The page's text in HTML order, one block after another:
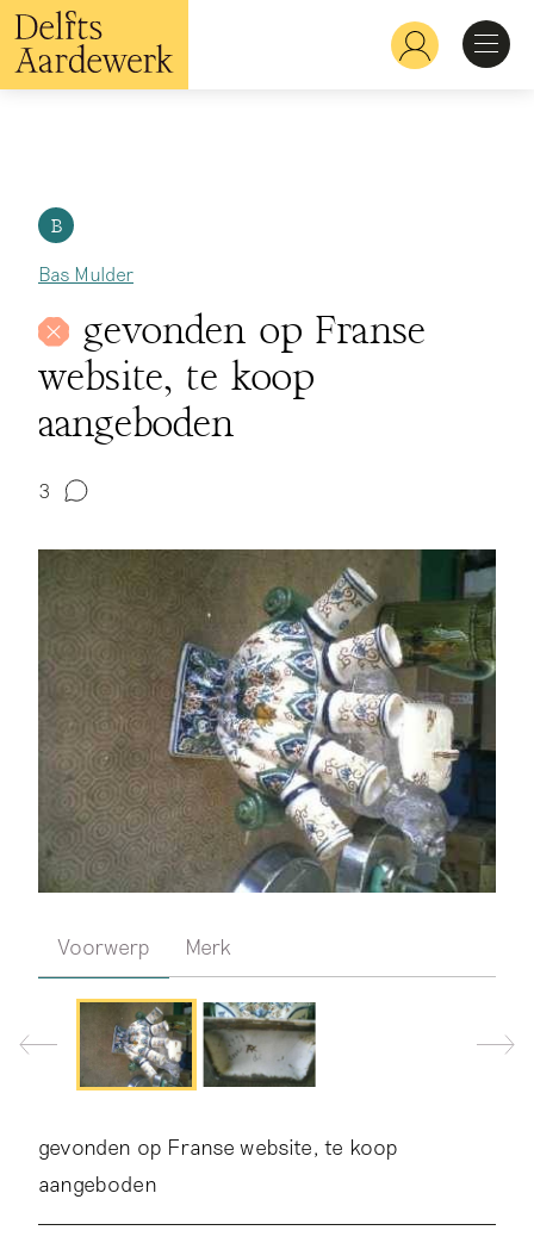
Overslaan
en
naar
de
Hoofdnavigatie
Herkennen
Bekijken
Verdiepen
B
Bas Mulder
gevonden op Franse
website, te koop
aangeboden
3
Voorwerp Merk
gevonden op Franse website, te koop
aangeboden